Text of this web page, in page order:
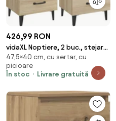
426,99 RON
vidaXL Noptiere, 2 buc., stejar
sonoma, 40x35x47,5 cm
47,5×40 cm, cu sertar, cu
picioare
În stoc
Livrare gratuită